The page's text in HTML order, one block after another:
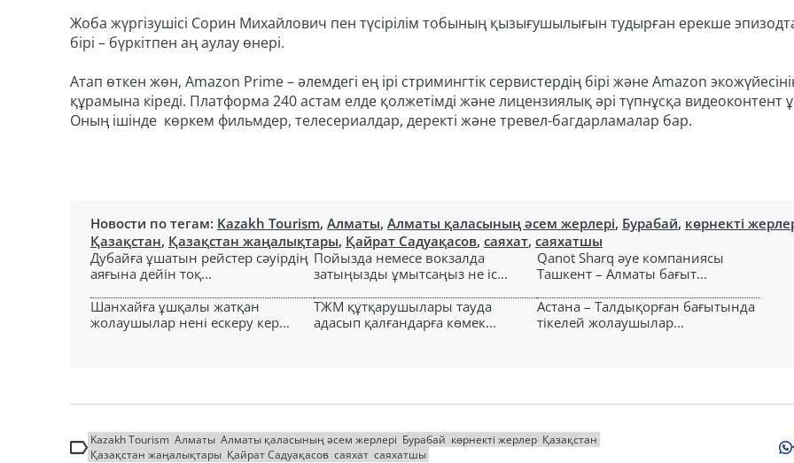
Жоба жүргізушісі Сорин Михайлович пен түсірілім тобының қызығушылығын тудырған ерекше
бірі – бүркітпен аң аулау өнері.
Атап өткен жөн, Amazon Prime – әлемдегі ең ірі стримингтік сервистердің бірі және Amazon
құрамына кіреді. Платформа 240 астам елде қолжетімді және лицензиялық әрі түпнұсқа видеоконтент
Оның ішінде көркем фильмдер, телесериалдар, деректі және тревел-багдарламалар бар.
Новости по тегам: Kazakh Tourism, Алматы, Алматы қаласының әсем жерлері, Бурабай, көрнекті
Қазақстан, Қазақстан жаңалықтары, Қайрат Садуақасов, саяхат, саяхатшы
Дубайға ұшатын рейстер сәуірдің
аяғына дейін тоқ...
Пойызда немесе вокзалда
затыңызды ұмытсаңыз не іс...
Qanot Sharq әуе компаниясы
Ташкент – Алматы бағыт...
Шанхайға ұшқалы жатқан
жолаушылар нені ескеру кер...
ТЖМ құтқарушылары тауда
адасып қалғандарға көмек...
Астана – Талдықорған бағытында
тікелей жолаушылар...
Kazakh Tourism Алматы Алматы қаласының әсем жерлері Бурабай көрнекті жерлер Қазақстан
Қазақстан жаңалықтары Қайрат Садуақасов саяхат саяхатшы